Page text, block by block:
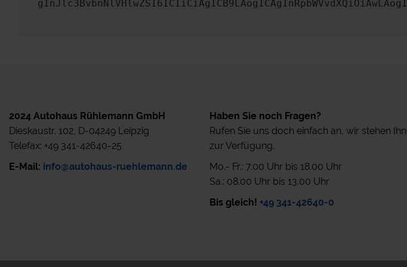
2024 Autohaus Rühlemann GmbH
Dieskaustr. 102, D-04249 Leipzig
Telefax: +49 341-42640-25
E-Mail: info@autohaus-ruehlemann.de
Haben Sie noch Fragen?
Rufen Sie uns doch einfach an, wir stehen
zur Verfügung.
Mo.- Fr.: 7.00 Uhr bis 18.00 Uhr
Sa.: 08.00 Uhr bis 13.00 Uhr
Bis gleich! +49 341-42640-0